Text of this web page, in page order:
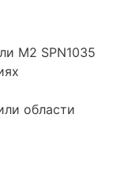
M2 SPN1035
области